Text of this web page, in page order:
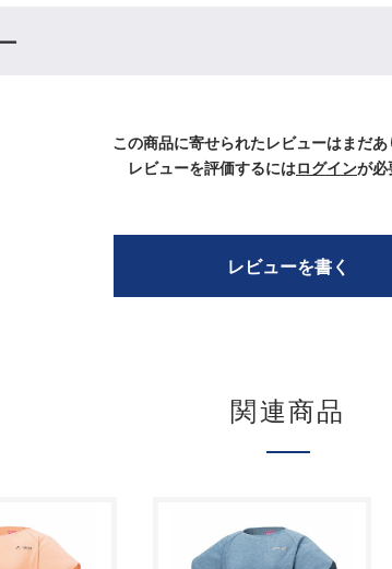
この商品に寄せられたレビューはまだあ
レビューを評価するにはログインが必
レビューを書く
関連商品